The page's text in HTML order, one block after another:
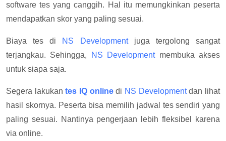
software tes yang canggih. Hal itu memungkinkan peserta
mendapatkan skor yang paling sesuai.
Biaya tes di NS Developmentjuga tergolong sangat
terjangkau. Sehingga,
NS Developmentmembuka akses
untuk siapa saja.
Segera lakukantes IQ onlinedi NS Developmentdan lihat
hasil skornya. Peserta bisa memilih jadwal tes sendiri yang
paling sesuai. Nantinya pengerjaan lebih fleksibel karena
via online.